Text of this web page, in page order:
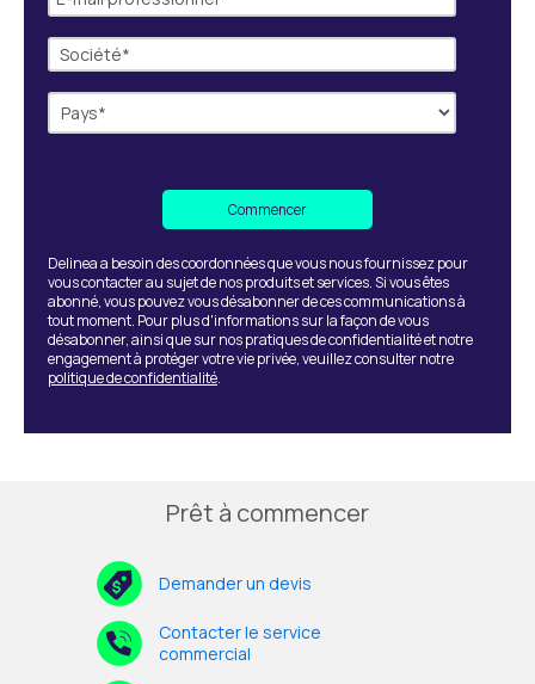
Delinea a besoin des coordonnées que vous nous fournissez pour
vous contacter au sujet de nos produits et services. Si vous êtes
abonné, vous pouvez vous désabonner de ces communications à
tout moment. Pour plus d'informations sur la façon de vous
désabonner, ainsi que sur nos pratiques de confidentialité et notre
engagement à protéger votre vie privée, veuillez consulter notre
politique de confidentialité.
Prêt à commencer
Demander un devis
Contacter le service
commercial